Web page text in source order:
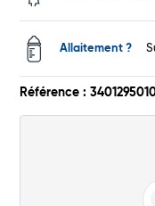
Allaitement ?
Référence :